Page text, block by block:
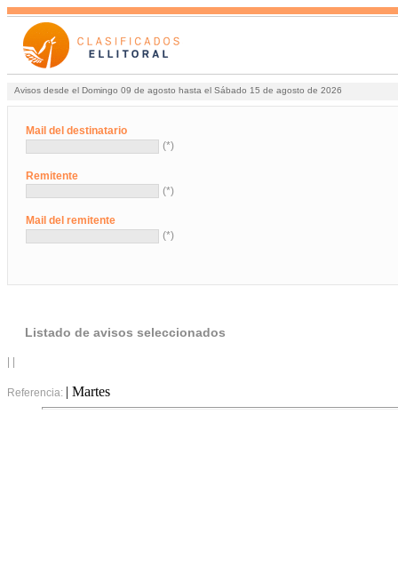
Avisos desde el Domingo 09 de agosto hasta el Sábado 15 de agosto de 2026
Mail del destinatario
(*)
Remitente
(*)
Mail del remitente
(*)
Listado de avisos seleccionados
Referencia: | Martes